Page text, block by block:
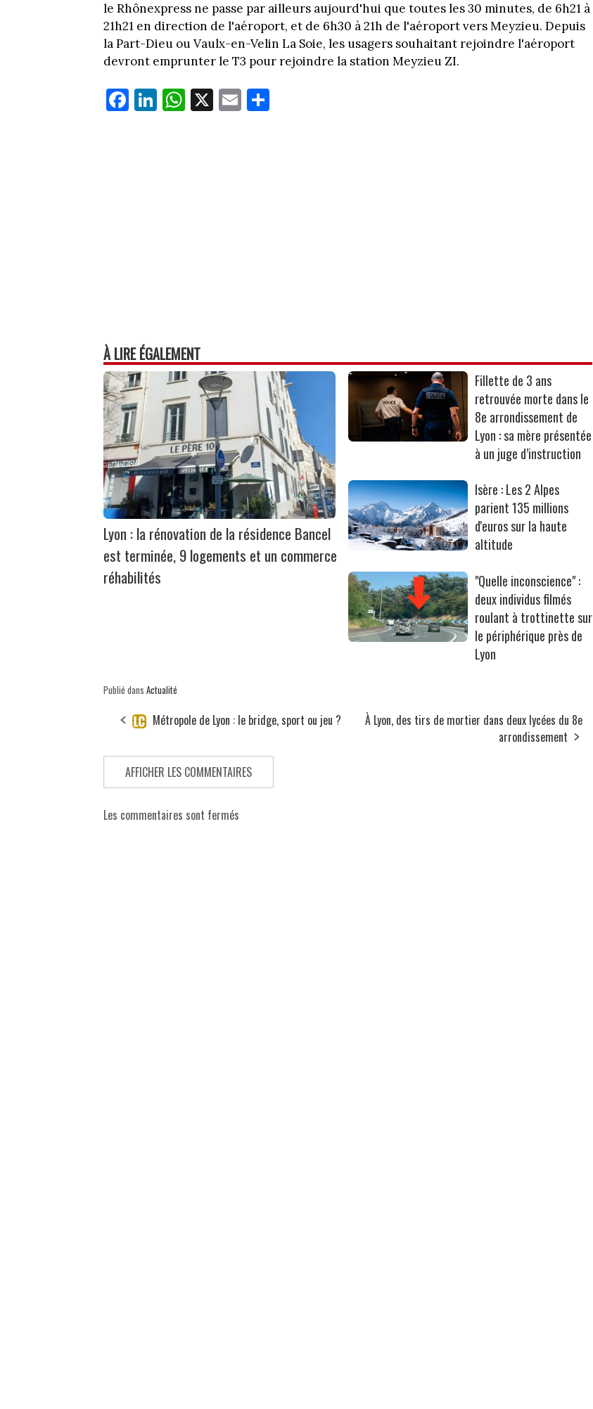
le Rhônexpress ne passe par ailleurs aujourd'hui que toutes les 30 minutes, de 6h21 à
21h21 en direction de l'aéroport, et de 6h30 à 21h de l'aéroport vers Meyzieu. Depuis
la Part-Dieu ou Vaulx-en-Velin La Soie, les usagers souhaitant rejoindre l'aéroport
devront emprunter le T3 pour rejoindre la station Meyzieu ZI.
Fa
ce
Li
nk
W
ha
X E
m
À LIRE ÉGALEMENT
Lyon : la rénovation de la résidence Bancel
est terminée, 9 logements et un commerce
réhabilités
Fillette de 3 ans
retrouvée morte dans le
8e arrondissement de
Lyon : sa mère présentée
à un juge d’instruction
Isère : Les 2 Alpes
parient 135 millions
d'euros sur la haute
altitude
"Quelle inconscience" :
deux individus filmés
roulant à trottinette sur
le périphérique près de
Lyon
Publié dans Actualité
Métropole de Lyon : le bridge, sport ou jeu ?
À Lyon, des tirs de mortier dans deux lycées du 8e
arrondissement
AFFICHER LES COMMENTAIRES
Les commentaires sont fermés